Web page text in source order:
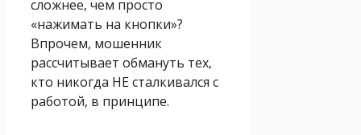
сложнее, чем просто
«нажимать на кнопки»?
Впрочем, мошенник
рассчитывает обмануть тех,
кто никогда НЕ сталкивался с
работой, в принципе.